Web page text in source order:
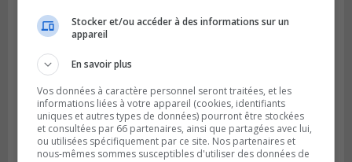
SAINT-BRUNO-DE-MONTARVILLE
Publié le 26 juillet 2026 à 08h01
Saint‑Bruno veut accélérer l’abandon des
Stocker et/ou accéder à des informations sur un
appareil
En savoir plus
Vos données à caractère personnel seront traitées, et les
informations liées à votre appareil (cookies, identifiants
uniques et autres types de données) pourront être stockées
et consultées par 66 partenaires, ainsi que partagées avec lui,
ou utilisées spécifiquement par ce site. Nos partenaires et
nous-mêmes sommes susceptibles d'utiliser des données de